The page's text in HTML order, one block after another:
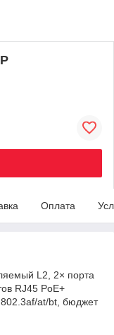
Оплата
L2, 2× порта
RJ45 PoE+
at/bt, бюджет